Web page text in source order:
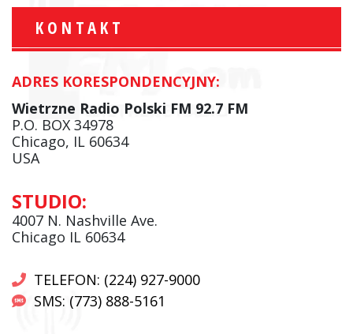
KONTAKT
ADRES KORESPONDENCYJNY:
Wietrzne Radio Polski FM 92.7 FM
P.O. BOX 34978
Chicago, IL 60634
USA
STUDIO:
4007 N. Nashville Ave.
Chicago IL 60634
TELEFON: (224) 927-9000
SMS: (773) 888-5161